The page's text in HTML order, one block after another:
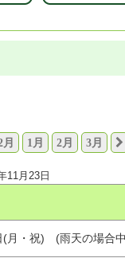
月 1月 2月 3月
11月23日
(月・祝) (雨天の場合